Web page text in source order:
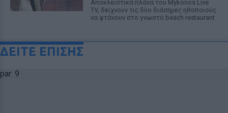
Αποκλειστικά πλάνα του Mykonos Live
TV, δείχνουν τις δύο διάσημες ηθοποιούς
να φτάνουν στο γνωστό beach restaurant
ΔΕΙΤΕ ΕΠΙΣΗΣ
par: 9